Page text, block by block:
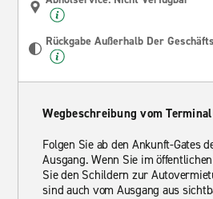
Rückgabe Außerhalb Der
Wegbeschreibung vom Terminal
Folgen Sie ab den Ankunft-Gates
Ausgang. Wenn Sie im
Sie den Schildern zur
sind auch vom Ausgang aus